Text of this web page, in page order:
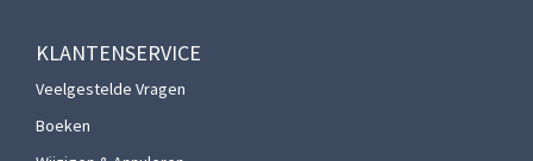
KLANTENSERVICE
Veelgestelde Vragen
Boeken